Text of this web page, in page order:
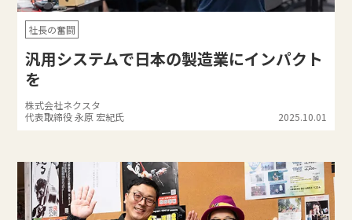
社長の奮闘
汎用システムで日本の製造業にインパクト
を
株式会社ネクスタ
代表取締役 永原 宏紀氏
2025.10.01